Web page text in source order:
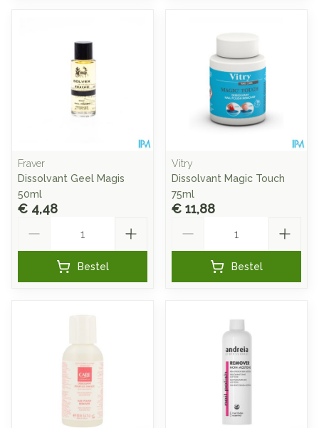
Fraver
Dissolvant Geel Magis
50ml
€ 4,48
Bestel
Vitry
Dissolvant Magic Touch
75ml
€ 11,88
Bestel